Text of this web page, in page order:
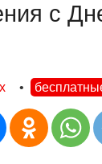
с
•